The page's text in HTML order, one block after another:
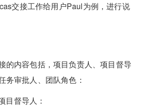
交接工作给用户Paul为例，进行说
的内容包括，项目负责人、项目督导
务审批人、团队角色：
目督导人：